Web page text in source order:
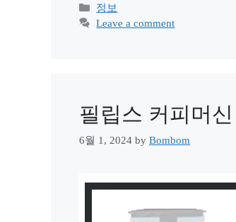
Categories
정보
Leave a comment
필립스 커피머
6월 1, 2024 by Bombom